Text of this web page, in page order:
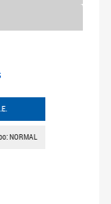
NORMAL